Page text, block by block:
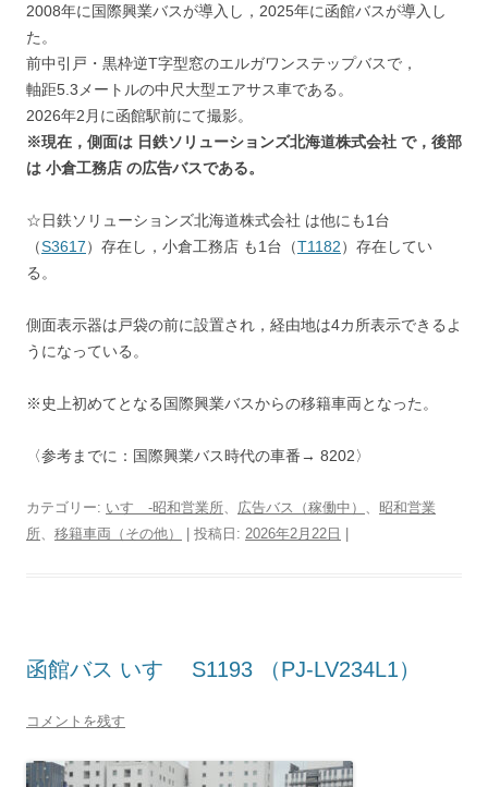
2008年に国際興業バスが導入し，2025年に函館バスが導入し
た。
前中引戸・黒枠逆T字型窓のエルガワンステップバスで，
軸距5.3メートルの中尺大型エアサス車である。
2026年2月に函館駅前にて撮影。
※現在，側面は 日鉄ソリューションズ北海道株式会社 で，後部
は 小倉工務店 の広告バスである。
☆日鉄ソリューションズ北海道株式会社 は他にも1台
（S3617）存在し，小倉工務店 も1台（T1182）存在してい
る。
側面表示器は戸袋の前に設置され，経由地は4カ所表示できるよ
うになっている。
※史上初めてとなる国際興業バスからの移籍車両となった。
〈参考までに：国際興業バス時代の車番→ 8202〉
カテゴリー: いすゞ-昭和営業所 広告バス（稼働中）
昭和営業
所
移籍車両（その他） | 投稿日: 2026年2月22日
函館バス いすゞ S1193 （PJ-LV234L1）
コメントを残す